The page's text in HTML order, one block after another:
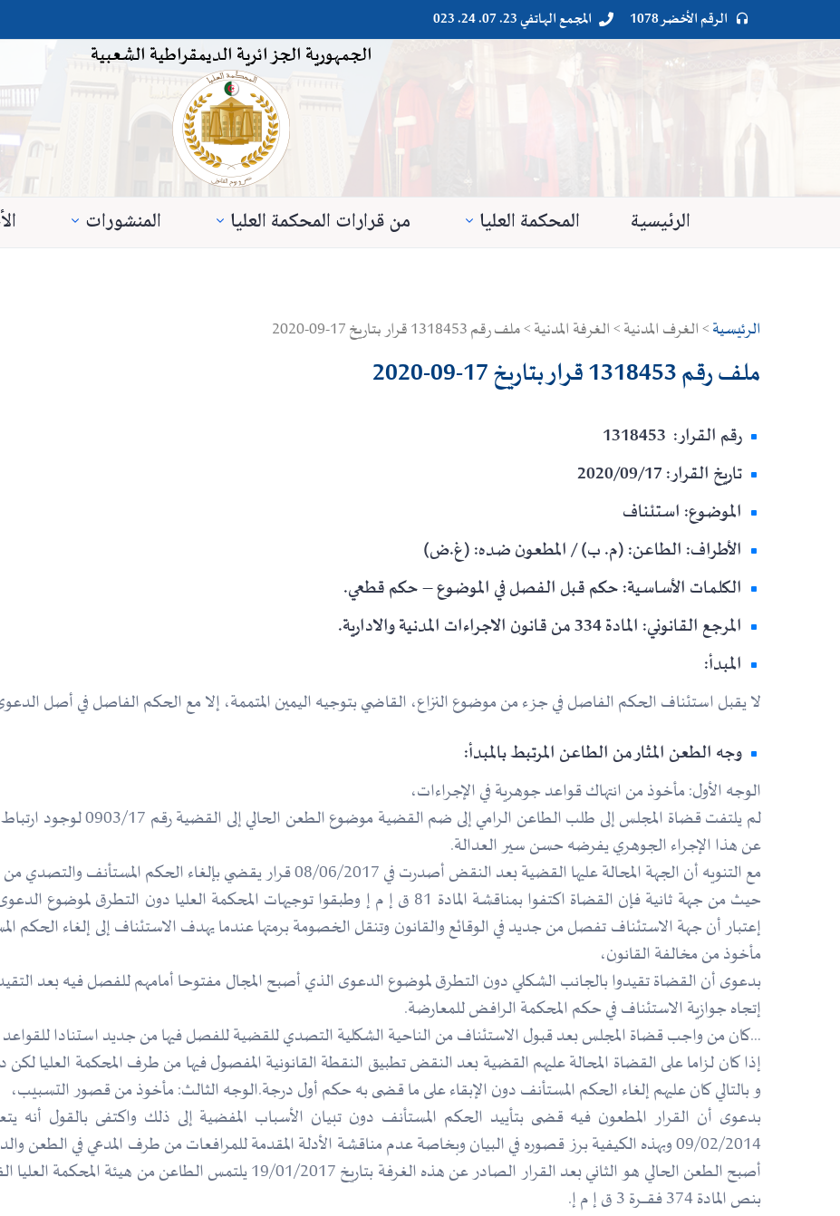

 الرقم الأخضر 1078 
 المجمع الهاتفي 23. 07. 24. 023
الجمهورية الجزائرية الديمقراطية الشعبية
الرئيسية المحكمة العليا من قرارات المحكمة العليا المنشورات
الرئيسية> الغرف المدنية > الغرفة المدنية > ملف رقم 1318453 قرار بتاريخ 17-09-2020
ملف رقم 1318453 قرار بتاريخ 17-09-2020
رقم القرار: 1318453
تاريخ القرار: 2020/09/17
الموضوع: استئناف
الأطراف: الطاعن: (م. ب) / المطعون ضده: (غ.ض)
الكلمات الأساسية: حكم قبل الفصل في الموضوع – حكم قطعي.
المرجع القانوني: المادة 334 من قانون الاجراءات المدنية والادارية.
المبدأ:
لا يقبل استئناف الحكم الفاصل في جزء من موضوع النزاع، القاضي بتوجيه اليمين المتممة، إلا مع الحكم الفاصل في أصل
وجه الطعن المثار من الطاعن المرتبط بالمبدأ:
الوجه الأول: مأخوذ من انتهاك قواعد جوهرية في الإجراءات،
لم يلتفت قضاة المجلس إلى طلب
عن هذا الإجراء الجوهري يفرضه حسن سير العدالة.
مع التنويه أن الجهة المحالة عليها القضية بعد النقض أصدرت في 08/06/2017 قرار يقضي بإلغاء الحكم المستأنف والتصدي من جديد برفض الدعوى لعدم التأسيس هذا من جهة.
إعتبار أن جهة الاستئناف تفصل من جديد في الوقائع والقانون وتنقل الخصومة برمتها عندما يهدف الاستئناف إلى إلغاء الحكم
مأخوذ من مخالفة القانون،
بدعوى أن القضاة تقيدوا بالجانب الشكلي دون التطرق لموضوع الدعوى الذي أصبح المجال مفتوحا أمامهم للفصل فيه بعد التقيد
إتجاه جوازية الاستئناف في حكم المحكمة الرافض للمعارضة.
…كان من واجب قضاة المجلس بعد قبول الاستئناف من الناحية الشكلية التصدي للقضية للفصل فيها من جديد استنادا للقواعد المكرسة في
إذا كان لزاما على القضاة المحالة عليهم القضية بعد النقض تطبيق النقطة القانونية المفصول فيها من طرف المحكمة العليا
و بالتالي كان عليهم إلغاء الحكم المستأنف دون الإبقاء على ما قضى به حكم أول درجة.الوجه الثالث: مأخوذ من قصور التسبيب،
بدعوى أن القرار المطعون فيه قضى بتأييد الحكم المستأنف دون تبيان الأسباب المفضية إلى ذلك واكتفى بالقول أنه
09/02/2014 وبهذه الكيفية برز قصوره في البيان وبخاصة عدم مناقشة الأدلة المقدمة للمرافعات من طرف المدعي في
أصبح الطعن الحالي هو الثاني بعد القرار الصادر عن هذه الغرفة بتاريخ 19/01/
بنص المادة 374 فقــــــرة 3 ق إ م إ.